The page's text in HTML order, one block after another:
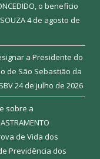
o benefício
4 de agosto de
a Presidente do
de São Sebastião da
24 de julho de 2026
sobre a
de Vida dos
Previdência dos